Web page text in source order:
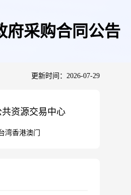
府采购合同公告
更新时间：2026-07-29
共资源交易中心
湾香港澳门